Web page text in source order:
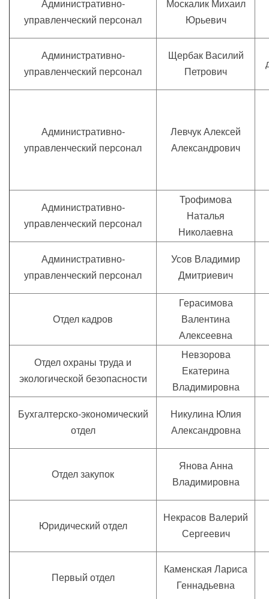
Административно-
управленческий персонал
Москалик Михаил
Юрьевич
Административно-
управленческий персонал
Щербак Василий
Петрович
Административно-
управленческий персонал
Левчук Алексей
Александрович
Административно-
управленческий персонал
Трофимова
Наталья
Николаевна
Административно-
управленческий персонал
Усов Владимир
Дмитриевич
Отдел кадров
Герасимова
Валентина
Алексеевна
Отдел охраны труда и
экологической безопасности
Невзорова
Екатерина
Владимировна
Бухгалтерско-экономический
отдел
Никулина Юлия
Александровна
Отдел закупок
Янова Анна
Владимировна
Юридический отдел
Некрасов Валерий
Сергеевич
Первый отдел
Каменская Лариса
Геннадьевна